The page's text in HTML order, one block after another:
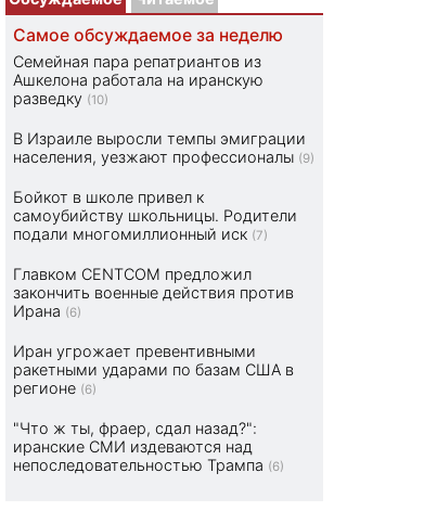
Самое обсуждаемое за неделю
Семейная пара репатриантов из
Ашкелона работала на иранскую
разведку (10)
В Израиле выросли темпы эмиграции
населения, уезжают профессионалы (9)
Бойкот в школе привел к
самоубийству школьницы. Родители
подали многомиллионный иск (7)
Главком CENTCOM предложил
закончить военные действия против
Ирана (6)
Иран угрожает превентивными
ракетными ударами по базам США в
регионе (6)
"Что ж ты, фраер, сдал назад?":
иранские СМИ издеваются над
непоследовательностью Трампа (6)